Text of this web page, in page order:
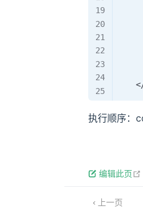
执行顺序：
编辑此页
上一页